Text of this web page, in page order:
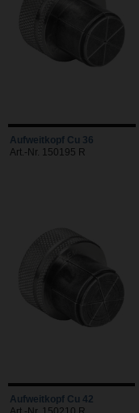
Aufweitkopf Cu 36
Art.-Nr. 150195 R
Aufweitkopf Cu 42
Art.-Nr. 150210 R